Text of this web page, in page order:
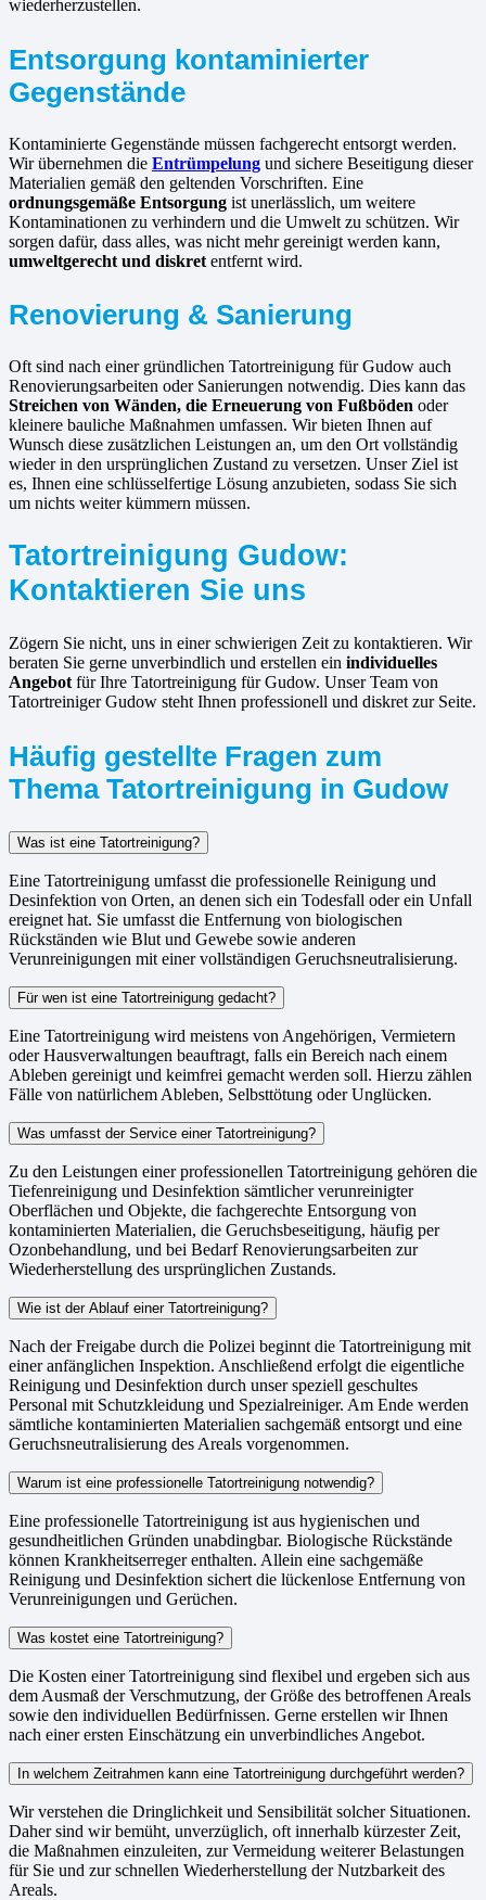
wiederherzustellen.
Entsorgung kontaminierter
Gegenstände
Kontaminierte Gegenstände müssen fachgerecht entsorgt werden.
Wir übernehmen die Entrümpelung und sichere Beseitigung dieser
Materialien gemäß den geltenden Vorschriften. Eine
ordnungsgemäße Entsorgung ist unerlässlich, um weitere
Kontaminationen zu verhindern und die Umwelt zu schützen. Wir
sorgen dafür, dass alles, was nicht mehr gereinigt werden kann,
umweltgerecht und diskret entfernt wird.
Renovierung & Sanierung
Oft sind nach einer gründlichen Tatortreinigung für Gudow auch
Renovierungsarbeiten oder Sanierungen notwendig. Dies kann das
Streichen von Wänden, die Erneuerung von Fußböden oder
kleinere bauliche Maßnahmen umfassen. Wir bieten Ihnen auf
Wunsch diese zusätzlichen Leistungen an, um den Ort vollständig
wieder in den ursprünglichen Zustand zu versetzen. Unser Ziel ist
es, Ihnen eine schlüsselfertige Lösung anzubieten, sodass Sie sich
um nichts weiter kümmern müssen.
Tatortreinigung Gudow:
Kontaktieren Sie uns
Zögern Sie nicht, uns in einer schwierigen Zeit zu kontaktieren. Wir
beraten Sie gerne unverbindlich und erstellen ein individuelles
Angebot für Ihre Tatortreinigung für Gudow. Unser Team von
Tatortreiniger Gudow steht Ihnen professionell und diskret zur Seite.
Häufig gestellte Fragen zum
Thema Tatortreinigung in Gudow
Was ist eine Tatortreinigung?
Eine Tatortreinigung umfasst die professionelle Reinigung und
Desinfektion von Orten, an denen sich ein Todesfall oder ein Unfall
ereignet hat. Sie umfasst die Entfernung von biologischen
Rückständen wie Blut und Gewebe sowie anderen
Verunreinigungen mit einer vollständigen Geruchsneutralisierung.
Für wen ist eine Tatortreinigung gedacht?
Eine Tatortreinigung wird meistens von Angehörigen, Vermietern
oder Hausverwaltungen beauftragt, falls ein Bereich nach einem
Ableben gereinigt und keimfrei gemacht werden soll. Hierzu zählen
Fälle von natürlichem Ableben, Selbsttötung oder Unglücken.
Was umfasst der Service einer Tatortreinigung?
Zu den Leistungen einer professionellen Tatortreinigung gehören die
Tiefenreinigung und Desinfektion sämtlicher verunreinigter
Oberflächen und Objekte, die fachgerechte Entsorgung von
kontaminierten Materialien, die Geruchsbeseitigung, häufig per
Ozonbehandlung, und bei Bedarf Renovierungsarbeiten zur
Wiederherstellung des ursprünglichen Zustands.
Wie ist der Ablauf einer Tatortreinigung?
Nach der Freigabe durch die Polizei beginnt die Tatortreinigung mit
einer anfänglichen Inspektion. Anschließend erfolgt die eigentliche
Reinigung und Desinfektion durch unser speziell geschultes
Personal mit Schutzkleidung und Spezialreiniger. Am Ende werden
sämtliche kontaminierten Materialien sachgemäß entsorgt und eine
Geruchsneutralisierung des Areals vorgenommen.
Warum ist eine professionelle Tatortreinigung notwendig?
Eine professionelle Tatortreinigung ist aus hygienischen und
gesundheitlichen Gründen unabdingbar. Biologische Rückstände
können Krankheitserreger enthalten. Allein eine sachgemäße
Reinigung und Desinfektion sichert die lückenlose Entfernung von
Verunreinigungen und Gerüchen.
Was kostet eine Tatortreinigung?
Die Kosten einer Tatortreinigung sind flexibel und ergeben sich aus
dem Ausmaß der Verschmutzung, der Größe des betroffenen Areals
sowie den individuellen Bedürfnissen. Gerne erstellen wir Ihnen
nach einer ersten Einschätzung ein unverbindliches Angebot.
In welchem Zeitrahmen kann eine Tatortreinigung durchgeführt werden?
Wir verstehen die Dringlichkeit und Sensibilität solcher Situationen.
Daher sind wir bemüht, unverzüglich, oft innerhalb kürzester Zeit,
die Maßnahmen einzuleiten, zur Vermeidung weiterer Belastungen
für Sie und zur schnellen Wiederherstellung der Nutzbarkeit des
Areals.